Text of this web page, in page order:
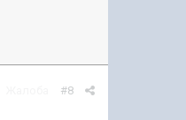
#8